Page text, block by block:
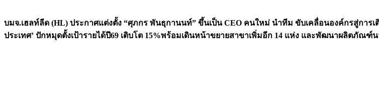
บมจ.เฮลท์ลีด (HL) ประกาศแต่งตั้ง “ศุภกร พันธุกานนท์” ขึ้นเป็น CEO คนใหม่ นำทีม ขับเคลื่อนองค์กรสู่การ
ประเทศ’ ปักหมุดตั้งเป้ารายได้ปี69 เติบโต 15%พร้อมเดินหน้าขยายสาขาเพิ่มอีก 14 แห่ง และพัฒนาผลิตภัณฑ์